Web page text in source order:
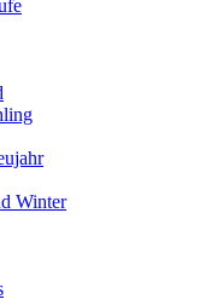
Winter